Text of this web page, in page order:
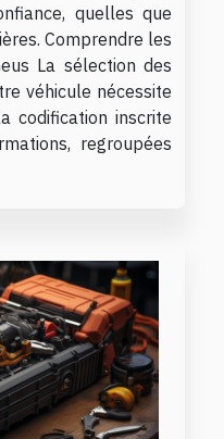
quelles que
Comprendre les
La sélection des
véhicule nécessite
codification inscrite
regroupées